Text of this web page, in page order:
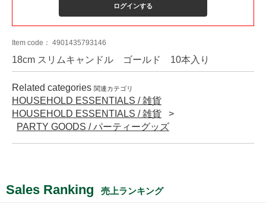
ログインする
Item code： 4901435793146
18cm スリムキャンドル ゴールド 10本入り
Related categories 関連カテゴリ
HOUSEHOLD ESSENTIALS / 雑貨
HOUSEHOLD ESSENTIALS / 雑貨
PARTY GOODS / パーティーグッズ
Sales Ranking 売上ランキング